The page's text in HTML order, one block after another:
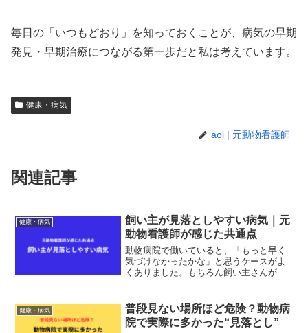
毎日の「いつもどおり」を知っておくことが、病気の早期
発見・早期治療につながる第一歩だと私は考えています。
健康・病気
aoi | 元動物看護師
関連記事
健康・病気
飼い主が見落としやすい病気｜元
動物看護師が感じた共通点
動物病院で働いていると、「もっと早く
気づけなかったかな」と思うケースがよ
くありました。もちろん飼い主さんが悪
くいこともあります。今回は飼い主さん
が見落としやすいポイント...
健康・病気
普段見ない場所ほど危険？動物病
院で実際に多かった“見落とし”